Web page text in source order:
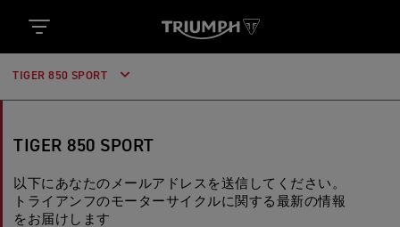
TIGER 850 SPORT
TIGER 850 SPORT
以下にあなたのメールアドレスを送信してください。
トライアンフのモーターサイクルに関する最新の情報
をお届けします